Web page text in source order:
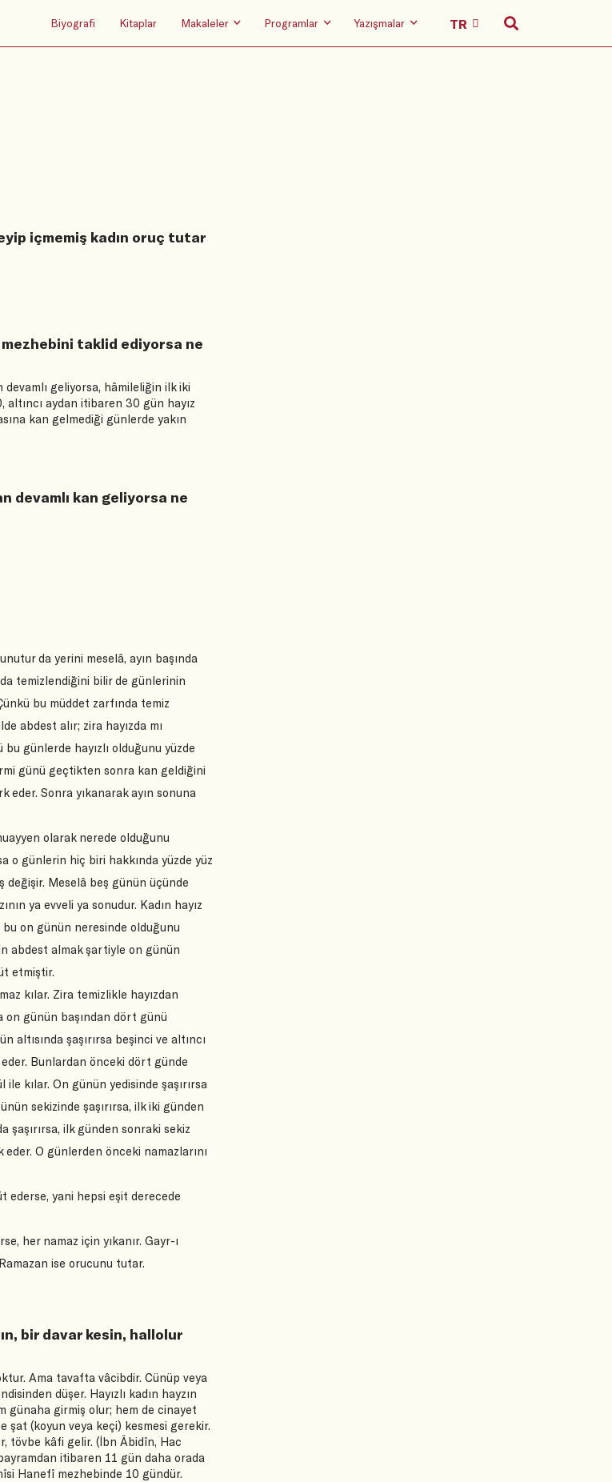
Biyografi Kitaplar Makaleler Programlar Yazışmalar
içmemiş kadın oruç tutar
mezhebini taklid ediyorsa ne
devamlı geliyorsa, hâmileliğin ilk iki
aydan itibaren 30 gün hayız
kan gelmediği günlerde yakın
devamlı kan geliyorsa ne
da yerini meselâ, ayın başında
temizlendiğini bilir de günlerinin
bu müddet zarfında temiz
abdest alır; zira hayızda mı
günlerde hayızlı olduğunu yüzde
günü geçtikten sonra kan geldiğini
Sonra yıkanarak ayın sonuna
olarak nerede olduğunu
o günlerin hiç biri hakkında yüzde yüz
değişir. Meselâ beş günün üçünde
ya evveli ya sonudur. Kadın hayız
bu on günün neresinde olduğunu
abdest almak şartiyle on günün
etmiştir.
kılar. Zira temizlikle hayızdan
on günün başından dört günü
altısında şaşırırsa beşinci ve altıncı
eder. Bunlardan önceki dört günde
kılar. On günün yedisinde şaşırırsa
sekizinde şaşırırsa, ilk iki günden
şaşırırsa, ilk günden sonraki sekiz
O günlerden önceki namazlarını
ederse, yani hepsi eşit derecede
her namaz için yıkanır. Gayr-ı
ise orucunu tutar.
bir davar kesin, hallolur
Ama tavafta vâcibdir. Cünüp veya
düşer. Hayızlı kadın hayzın
günaha girmiş olur; hem de cinayet
şat (koyun veya keçi) kesmesi gerekir.
tövbe kâfi gelir. (İbn Âbidîn, Hac
itibaren 11 gün daha orada
Hanefî mezhebinde 10 gündür.